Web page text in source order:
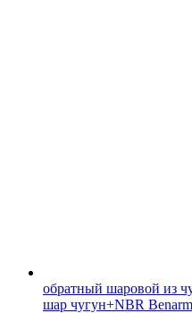
обратный шаровой из
шар чугун+NBR